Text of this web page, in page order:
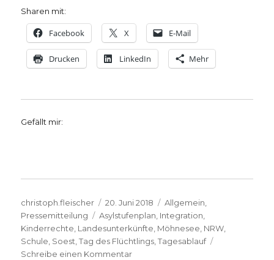
Sharen mit:
Facebook X E-Mail
Drucken LinkedIn Mehr
Gefällt mir:
Autor
christoph.fleischer
Veröffentlicht
am
20. Juni 2018 Kategorien
Allgemein,
Pressemitteilung
Schlagwörter
Asylstufenplan, Integration,
Kinderrechte, Landesunterkünfte, Möhnesee, NRW,
Schule, Soest,Tag des Flüchtlings,Tagesablauf
Schreibe einen Kommentarzu